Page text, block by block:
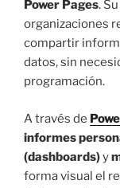
Power Pages.
organizaciones
compartir
datos, sin
programación.
A través de
informes
(dashboards)y
forma visual el